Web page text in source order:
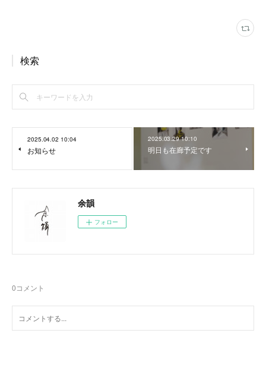
検索
2025.04.02 10:04
お知らせ
2025.03.29 10:10
明日も在廊予定です
余韻
フォロー
0コメント